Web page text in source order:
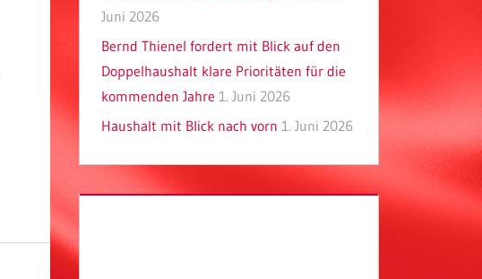
Juni 2026
Bernd Thienel fordert mit Blick auf den
Doppelhaushalt klare Prioritäten für die
kommenden Jahre 1. Juni 2026
Haushalt mit Blick nach vorn 1. Juni 2026